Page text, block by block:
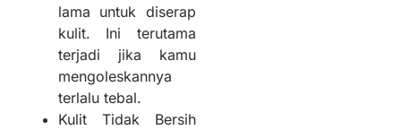
lama untuk diserap
kulit. Ini terutama
terjadi jika kamu
mengoleskannya
terlalu tebal.
Kulit Tidak Bersih